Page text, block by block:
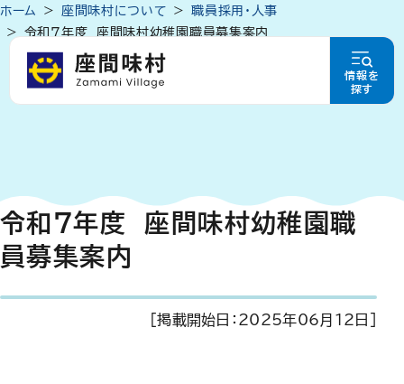
情報を
探す
ホーム 座間味村について
職員採用・人事
令和7年度 座間味村幼稚園職員募集案内
令和7年度 座間味村幼稚園職
員募集案内
[掲載開始日： 2025年06月12日